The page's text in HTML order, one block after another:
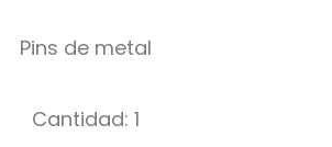
Pins de metal
Cantidad: 1